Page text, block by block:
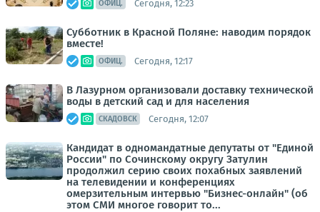
ОФИЦ. Сегодня, 12:23
Субботник в Красной Поляне: наводим порядок
вместе!
ОФИЦ. Сегодня, 12:17
В Лазурном организовали доставку технической
воды в детский сад и для населения
СКАДОВСК Сегодня, 12:07
Кандидат в одномандатные депутаты от "Единой
России" по Сочинскому округу Затулин
продолжил серию своих похабных заявлений
на телевидении и конференциях
омерзительным интервью "Бизнес-онлайн" (об
этом СМИ многое говорит то...